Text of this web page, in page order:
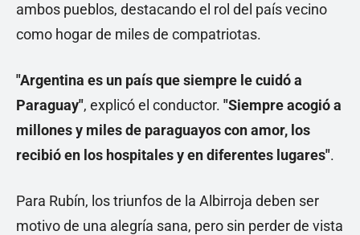
ambos pueblos, destacando el rol del país vecino
como hogar de miles de compatriotas.
"Argentina es un país que siempre le cuidó a
Paraguay", explicó el conductor. "Siempre acogió a
millones y miles de paraguayos con amor, los
recibió en los hospitales y en diferentes lugares".
Para Rubín, los triunfos de la Albirroja deben ser
motivo de una alegría sana, pero sin perder de vista